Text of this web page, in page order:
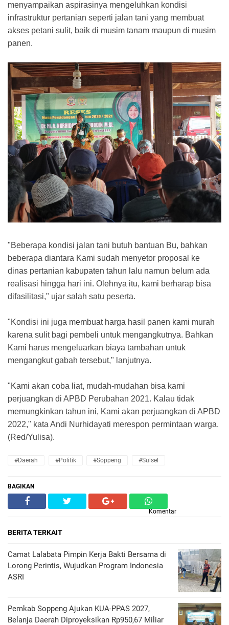
menyampaikan aspirasinya mengeluhkan kondisi
infrastruktur pertanian seperti jalan tani yang membuat
akses petani sulit, baik di musim tanam maupun di musim
panen.
"Beberapa kondisi jalan tani butuh bantuan Bu, bahkan
beberapa diantara Kami sudah menyetor proposal ke
dinas pertanian kabupaten tahun lalu namun belum ada
realisasi hingga hari ini. Olehnya itu, kami berharap bisa
difasilitasi," ujar salah satu peserta.
"Kondisi ini juga membuat harga hasil panen kami murah
karena sulit bagi pembeli untuk mengangkutnya. Bahkan
Kami harus mengeluarkan biaya tambahan untuk
mengangkut gabah tersebut," lanjutnya.
"Kami akan coba liat, mudah-mudahan bisa kami
perjuangkan di APBD Perubahan 2021. Kalau tidak
memungkinkan tahun ini, Kami akan perjuangkan di APBD
2022," kata Andi Nurhidayati merespon permintaan warga.
(Red/Yulisa).
#Daerah #Politik #Soppeng #Sulsel
BAGIKAN
Komentar
BERITA TERKAIT
Camat Lalabata Pimpin Kerja Bakti Bersama di
Lorong Perintis, Wujudkan Program Indonesia
ASRI
Pemkab Soppeng Ajukan KUA-PPAS 2027,
Belanja Daerah Diproyeksikan Rp950,67 Miliar